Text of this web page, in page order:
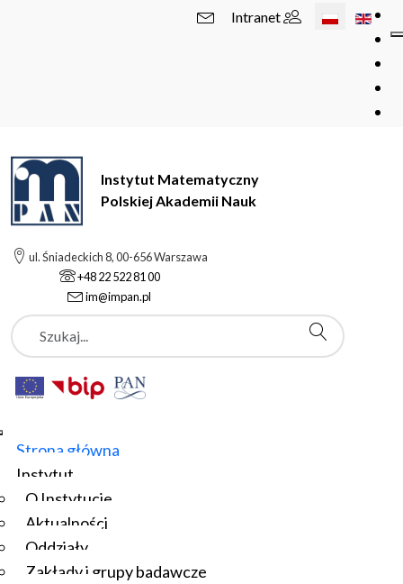
Wybierz swój
Intranet
Instytut Matematyczny
Polskiej Akademii Nauk
ul. Śniadeckich 8, 00-656 Warszawa
+48 22 522 81 00
im@impan.pl
Szukaj
Strona główna
Instytut
O Instytucie
Aktualności
Oddziały
Zakłady i grupy badawcze